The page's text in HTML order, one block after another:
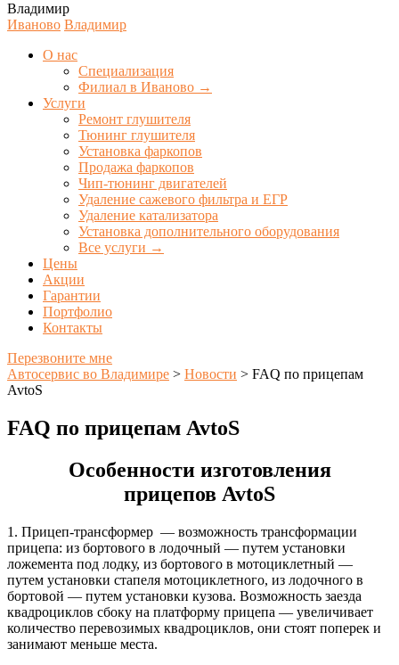
Владимир
Иваново Владимир
О нас
Специализация
Филиал в Иваново →
Услуги
Ремонт глушителя
Тюнинг глушителя
Установка фаркопов
Продажа фаркопов
Чип-тюнинг двигателей
Удаление сажевого фильтра и ЕГР
Удаление катализатора
Установка дополнительного оборудования
Все услуги →
Цены
Акции
Гарантии
Портфолио
Контакты
Перезвоните мне
Автосервис во Владимире > Новости > FAQ по прицепам
AvtoS
FAQ по прицепам AvtoS
Особенности изготовления
прицепов AvtoS
1. Прицеп-трансформер — возможность трансформации
прицепа: из бортового в лодочный — путем установки
ложемента под лодку, из бортового в мотоциклетный —
путем установки стапеля мотоциклетного, из лодочного в
бортовой — путем установки кузова. Возможность заезда
квадроциклов сбоку на платформу прицепа — увеличивает
количество перевозимых квадроциклов, они стоят поперек и
занимают меньше места.